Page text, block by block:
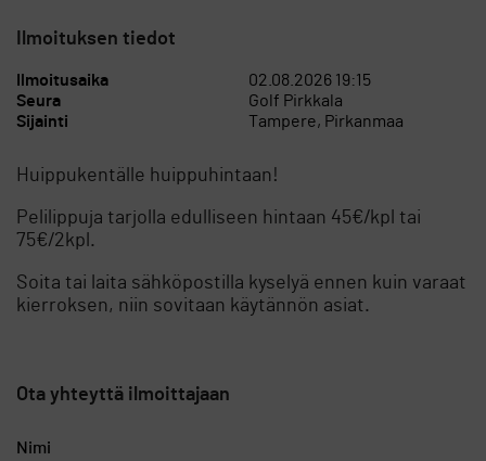
Ilmoituksen tiedot
Ilmoitusaika
02.08.2026 19:15
Seura
Golf Pirkkala
Sijainti
Tampere, Pirkanmaa
Huippukentälle huippuhintaan!
Pelilippuja tarjolla edulliseen hintaan 45€/kpl tai
75€/2kpl.
Soita tai laita sähköpostilla kyselyä ennen kuin varaat
kierroksen, niin sovitaan käytännön asiat.
Ota yhteyttä ilmoittajaan
Nimi